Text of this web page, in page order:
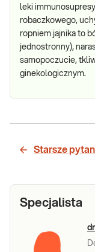
leki
robaczkowego,
ropniem jajnika to
jednostronny),
samopoczucie,
ginekologicznym.
Starsze
Specjalista